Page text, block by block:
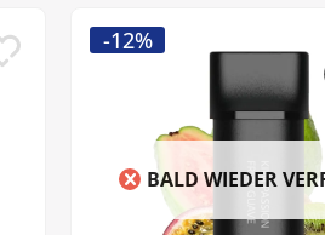
BALD WIEDER
-12%